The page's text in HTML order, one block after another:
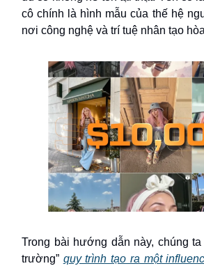
cô chính là hình mẫu của thế hệ
nơi công nghệ và trí tuệ nhân tạo
Trong bài hướng dẫn này, chúng ta
trường” quy trình tạo ra một